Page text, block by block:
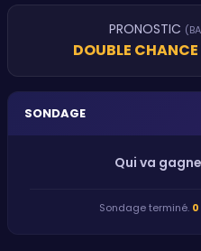
PRONOSTIC
DOUBLE CHANCE
SONDAGE
Qui va
Sondage terminé. 0